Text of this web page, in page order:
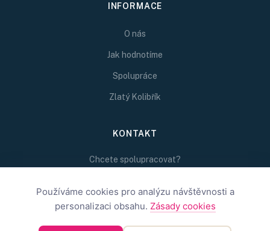
INFORMACE
O nás
Jak hodnotíme
Spolupráce
Zlatý Kolibřík
KONTAKT
Chcete spolupracovat?
redakce@inspirativni.cz
Používáme cookies pro analýzu návštěvnosti a
personalizaci obsahu. Zásady cookies